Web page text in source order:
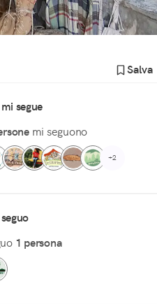
Salva
segue
mi seguono
+2
1 persona